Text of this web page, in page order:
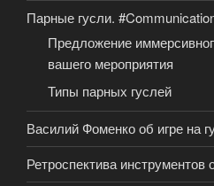
Парные гусли.
Предложение
вашего мероприятия
Типы парных гуслей
Василий Фоменко об игре на
Ретроспектива инструментов